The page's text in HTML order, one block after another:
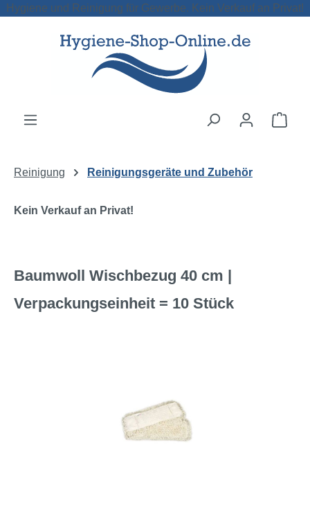
Zum Hauptinhalt springen
Hygiene und Reinigung für Gewerbe. Kein Verkauf an Privat!
Reinigung Reinigungsgeräte und Zubehör
Kein Verkauf an Privat!
Baumwoll Wischbezug 40 cm |
Verpackungseinheit = 10 Stück